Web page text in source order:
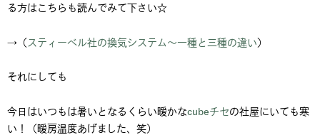
る方はこちらも読んでみて下さい☆
→（スティーベル社の換気システム～一種と三種の違い）
それにしても
今日はいつもは暑いとなるくらい暖かなcubeチセの社屋にいても寒
い！（暖房温度あげました、笑）